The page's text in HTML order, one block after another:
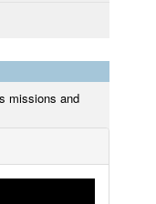
missions and